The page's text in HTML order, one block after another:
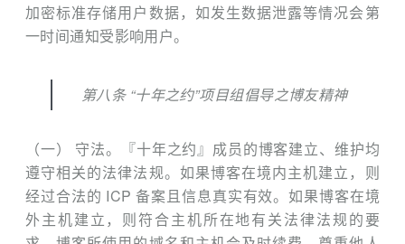
加密标准存储用户数据，如发生数据泄露等情况会第
一时间通知受影响用户。
第八条 “十年之约”项目组倡导之博友精神
（一） 守法。『十年之约』成员的博客建立、维护均
遵守相关的法律法规。如果博客在境内主机建立，则
经过合法的 ICP 备案且信息真实有效。如果博客在境
外主机建立，则符合主机所在地有关法律法规的要